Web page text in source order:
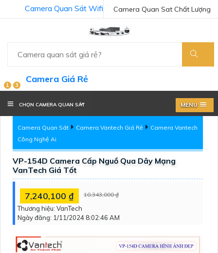
Camera Quan Sat Chất Lượng
Camera Quan Sát Wifi
1 3
Camera Giá Rẻ
CHỌN CAMERA QUAN SÁT MENU
Camera Quan Sát Camera Vantech Giá Rẻ
Camera Vantech
Công Nghệ Ai
VP-154D Camera Cấp Nguồ Qua Dây Mạng
VanTech Giá Tốt
7,240,100 ₫ 10,343,000 ₫
Thương hiệu: VanTech
Ngày đăng: 1/11/2024 8:02:46 AM